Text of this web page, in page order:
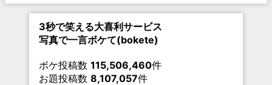
3秒で笑える大喜利サービス
写真で一言ボケて(bokete)
ボケ投稿数 115,506,460件
お題投稿数 8,107,057件